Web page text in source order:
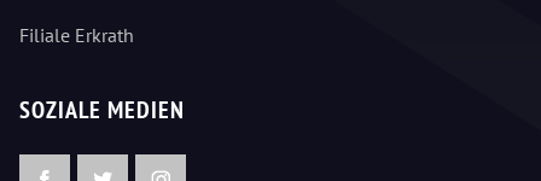
Filiale Erkrath
SOZIALE MEDIEN